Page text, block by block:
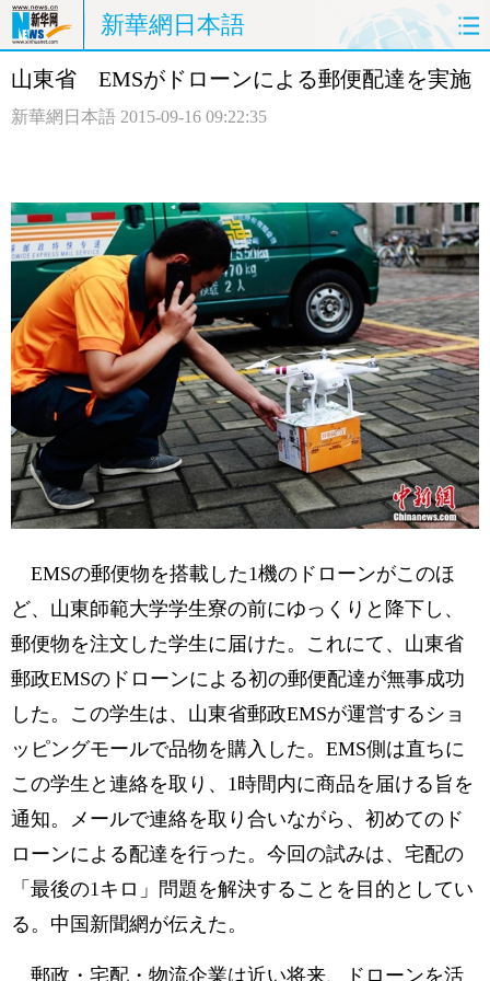
新華網日本語
ホームページ 政治 経済
中日対訳
山東省 EMSがドローンによる郵便配達を実施
新華網日本語 2015-09-16 09:22:35
EMSの郵便物を搭載した1機のドローンがこのほ
ど、山東師範大学学生寮の前にゆっくりと降下し、
郵便物を注文した学生に届けた。これにて、山東省
郵政EMSのドローンによる初の郵便配達が無事成功
した。この学生は、山東省郵政EMSが運営するショ
ッピングモールで品物を購入した。EMS側は直ちに
この学生と連絡を取り、1時間内に商品を届ける旨を
通知。メールで連絡を取り合いながら、初めてのド
ローンによる配達を行った。今回の試みは、宅配の
「最後の1キロ」問題を解決することを目的としてい
る。中国新聞網が伝えた。
郵政・宅配・物流企業は近い将来、ドローンを活